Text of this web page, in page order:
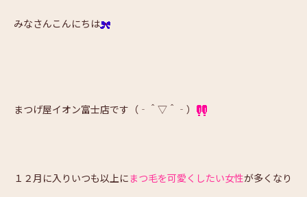
みなさんこんにちは
まつげ屋イオン富士店です（‐＾▽＾‐）
１２月に入りいつも以上にまつ毛を可愛くしたい女性が多くなり